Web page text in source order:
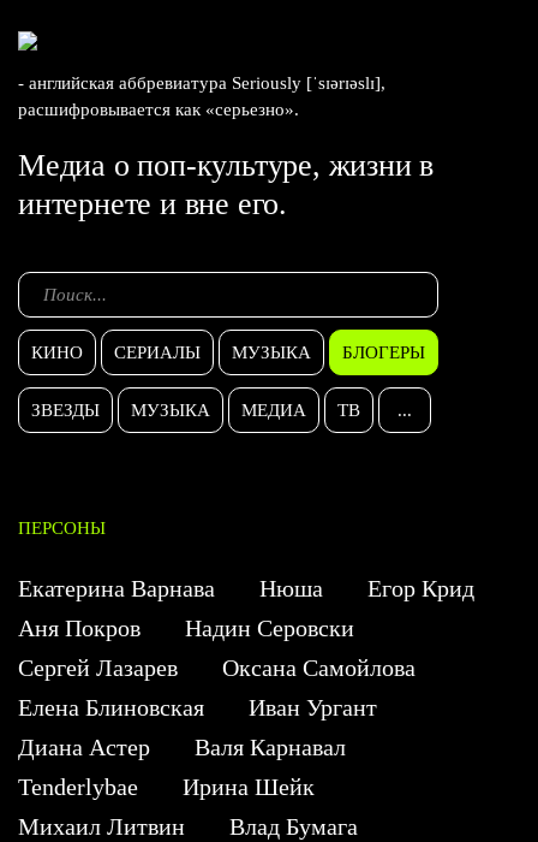
- английская аббревиатура Seriously [ˈsɪərɪəslɪ],
расшифровывается как «серьезно».
Медиа о поп-культуре, жизни в
интернете и вне его.
КИНО СЕРИАЛЫ МУЗЫКА БЛОГЕРЫ
ЗВЕЗДЫ МУЗЫКА МЕДИА ТВ ...
ПЕРСОНЫ
Екатерина Варнава Нюша
Егор Крид
Аня Покров
Надин Серовски
Сергей Лазарев
Оксана Самойлова
Елена Блиновская
Иван Ургант
Диана Астер
Валя Карнавал
Tenderlybae
Ирина Шейк
Михаил Литвин
Влад Бумага